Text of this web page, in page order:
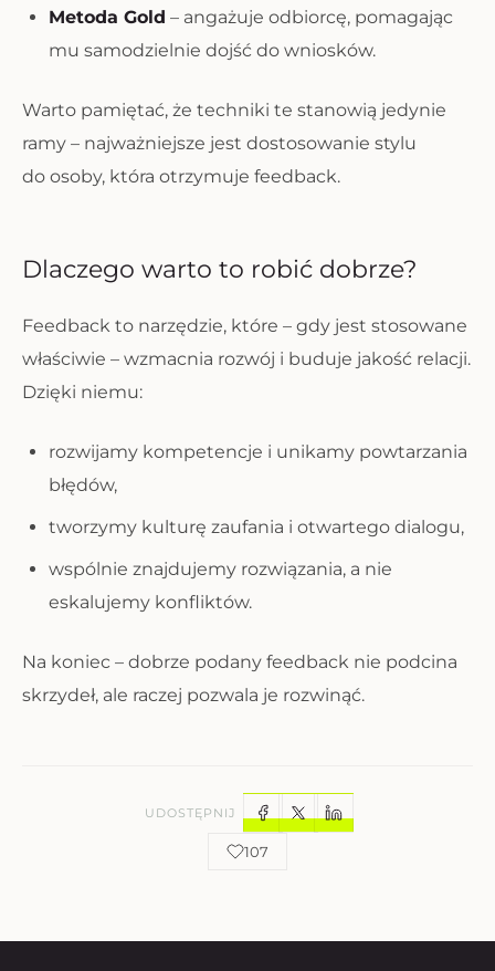
Metoda Gold – angażuje odbiorcę, pomagając
mu samodzielnie dojść do wniosków.
Warto pamiętać, że techniki te stanowią jedynie
ramy – najważniejsze jest dostosowanie stylu
do osoby, która otrzymuje feedback.
Dlaczego warto to robić dobrze?
Feedback to narzędzie, które – gdy jest stosowane
właściwie – wzmacnia rozwój i buduje jakość relacji.
Dzięki niemu:
rozwijamy kompetencje i unikamy powtarzania
błędów,
tworzymy kulturę zaufania i otwartego dialogu,
wspólnie znajdujemy rozwiązania, a nie
eskalujemy konfliktów.
Na koniec – dobrze podany feedback nie podcina
skrzydeł, ale raczej pozwala je rozwinąć.
UDOSTĘPNIJ
107